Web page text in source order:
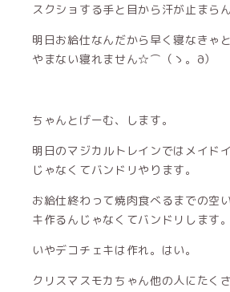
スクショする手と目から汗が止まら
明日お給仕なんだから早く寝なきゃ
やまない寝れません☆⌒（ゝ。∂）
ちゃんとげーむ、します。
明日のマジカルトレインではメイド
じゃなくてバンドリやります。
お給仕終わって焼肉食べるまでの空
キ作るんじゃなくてバンドリします。
いやデコチェキは作れ。はい。
クリスマスモカちゃん他の人にたく